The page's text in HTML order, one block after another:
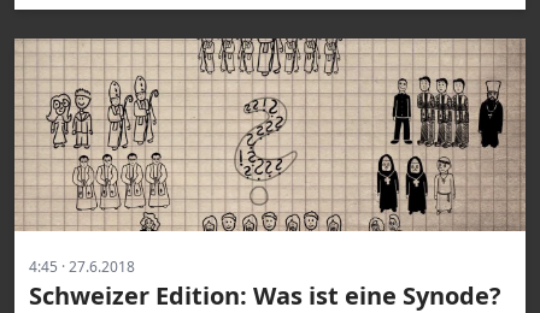
4:45 · 27.6.2018
Schweizer Edition: Was ist eine Synode?